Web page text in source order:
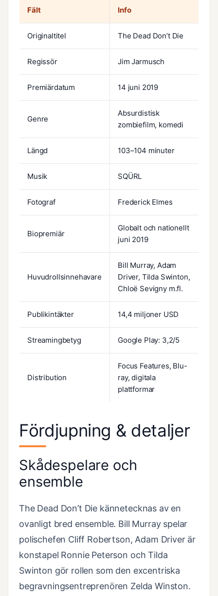
Fält Info
Originaltitel The Dead Don’t Die
Regissör Jim Jarmusch
Premiärdatum 14 juni 2019
Genre
Absurdistisk
zombiefilm, komedi
Längd 103–104 minuter
Musik SQÜRL
Fotograf Frederick Elmes
Biopremiär
Globalt och nationellt
juni 2019
Huvudrollsinnehavare
Bill Murray, Adam
Driver, Tilda Swinton,
Chloë Sevigny m.fl.
Publikintäkter 14,4 miljoner USD
Streamingbetyg Google Play: 3,2/5
Distribution
Focus Features, Blu-
ray, digitala
plattformar
Fördjupning & detaljer
Skådespelare och
ensemble
The Dead Don’t Die kännetecknas av en
ovanligt bred ensemble. Bill Murray spelar
polischefen Cliff Robertson, Adam Driver är
konstapel Ronnie Peterson och Tilda
Swinton gör rollen som den excentriska
begravningsentreprenören Zelda Winston.